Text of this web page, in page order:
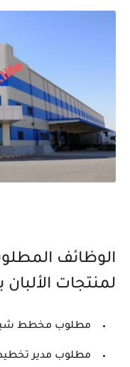
الوظائف
لمنتجات
مطلوب مخطط
مطلوب مدير